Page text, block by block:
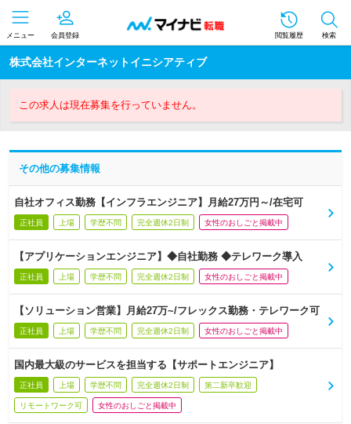
メニュー 会員登録 閲覧履歴 検索
株式会社インターネットイニシアティブ
この求人は現在募集を行っていません。
その他の募集情報
自社オフィス勤務【インフラエンジニア】月給27万円～/在宅可
正社員 上場 学歴不問 完全週休2日制 女性のおしごと掲載中
【アプリケーションエンジニア】◆自社勤務 ◆テレワーク導入
正社員 上場 学歴不問 完全週休2日制 女性のおしごと掲載中
【ソリューション営業】月給27万~/フレックス勤務・テレワーク可
正社員 上場 学歴不問 完全週休2日制 女性のおしごと掲載中
国内最大級のサービスを担当する【サポートエンジニア】
正社員 上場 学歴不問 完全週休2日制 第二新卒歓迎
リモートワーク可 女性のおしごと掲載中